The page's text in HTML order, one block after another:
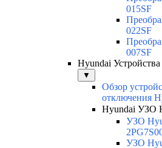
015SF
022SF
007SF
Hyundai
▼
Обзор
отключения
Hyundai УЗО
УЗО
УЗО